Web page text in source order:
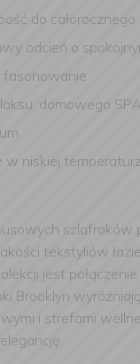
do
odcień o
fasonowanie
domowego
w niskiej
szlafroków
tekstyliów
jest
Brooklyn
i strefami